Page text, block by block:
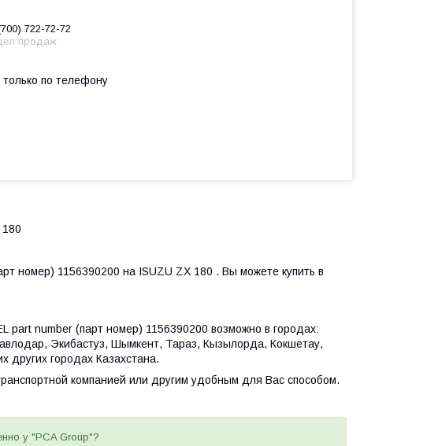
722-72-72
продаж
только по телефону
номер) 1156390200 на ISUZU ZX 180 . Вы можете купить в
part number (парт номер) 1156390200 возможно в городах:
Экибастуз, Шымкент, Тараз, Кызылорда, Кокшетау,
других городах Казахстана.
компанией или другим удобным для Вас способом.
у "PCA Group"?